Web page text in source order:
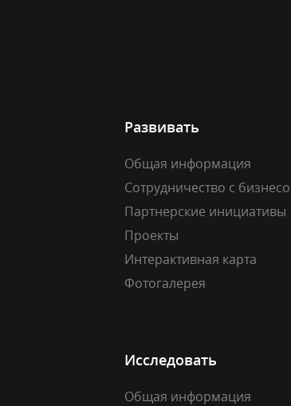
Развивать
Общая информация
Сотрудничество с
Партнерские инициативы
Проекты
Интерактивная карта
Фотогалерея
Исследовать
Общая информация